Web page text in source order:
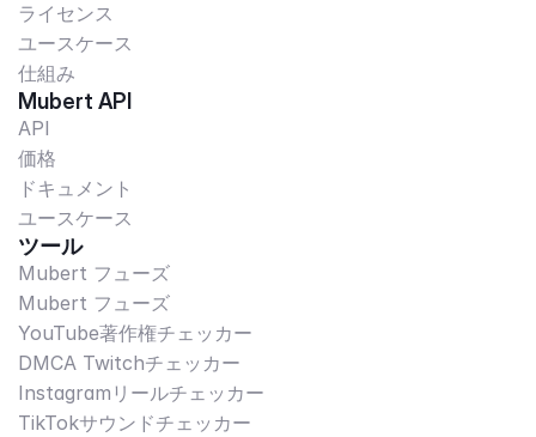
ライセンス
ユースケース
仕組み
Mubert API
API
価格
ドキュメント
ユースケース
ツール
Mubert フューズ
Mubert フューズ
YouTube著作権チェッカー
DMCA Twitchチェッカー
Instagramリールチェッカー
TikTokサウンドチェッカー